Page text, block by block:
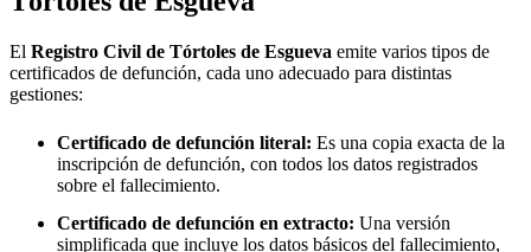
El Registro Civil de Tórtoles de Esgueva emite varios tipos de
certificados de defunción, cada uno adecuado para distintas
gestiones:
Certificado de defunción literal: Es una copia exacta de la
inscripción de defunción, con todos los datos registrados
sobre el fallecimiento.
Certificado de defunción en extracto: Una versión
simplificada que incluye los datos básicos del fallecimiento,